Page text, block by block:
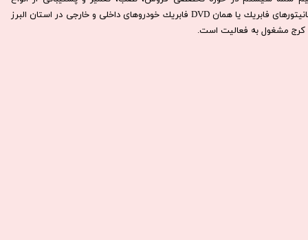
مانيتورهای فابريك يا همان DVD فابريك خودروهای داخلی و خارجی در استان البرز
كرج مشغول به فعاليت است.​​​​​​​